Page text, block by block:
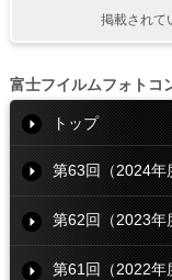
掲載されて
富士フイルムフォトコ
トップ
第63回（2024年
第62回（2023年
第61回（2022年